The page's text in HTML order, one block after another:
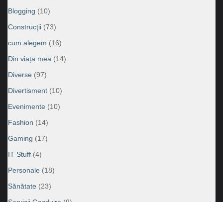
Blogging (10)
Construcţii (73)
cum alegem (16)
Din viața mea (14)
Diverse (97)
Divertisment (10)
Evenimente (10)
Fashion (14)
Gaming (17)
IT Stuff (4)
Personale (18)
Sănătate (23)